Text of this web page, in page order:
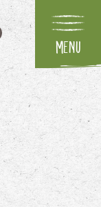
Menu